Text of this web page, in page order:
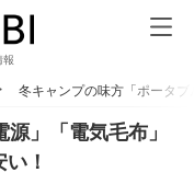
報
冬キャンプの味方「ポータ
」「電気毛布」
！